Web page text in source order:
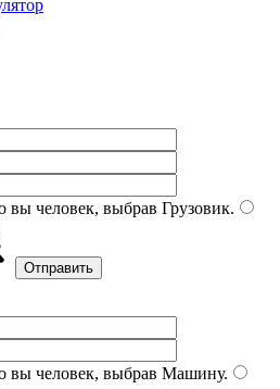
вы человек, выбрав Грузовик.
вы человек, выбрав Машину.